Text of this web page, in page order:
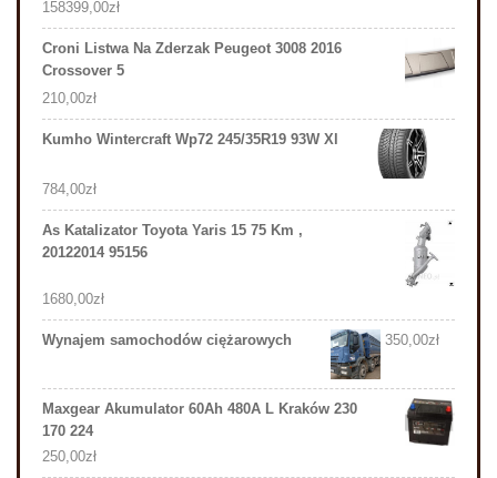
158399,00zł
Croni Listwa Na Zderzak Peugeot 3008 2016
Crossover 5
210,00zł
Kumho Wintercraft Wp72 245/35R19 93W Xl
784,00zł
As Katalizator Toyota Yaris 15 75 Km ,
20122014 95156
1680,00zł
Wynajem samochodów ciężarowych 350,00zł
Maxgear Akumulator 60Ah 480A L Kraków 230
170 224
250,00zł